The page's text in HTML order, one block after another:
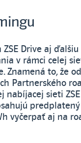
Drive aj
v rámci celej
Znamená to, že
Partnerského
nabíjacej sieti
vyčerpať aj na